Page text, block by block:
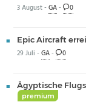
3 August -GA- 0
Epic Aircraft
29 Juli -GA- 0
Ägyptische
premium